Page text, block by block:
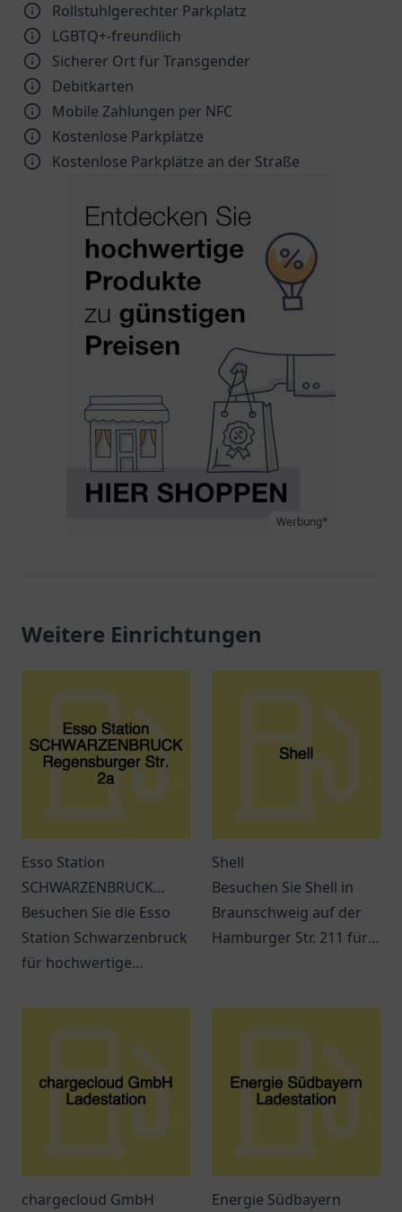
Rollstuhlgerechter Parkplatz
LGBTQ+-freundlich
Sicherer Ort für Transgender
Debitkarten
Mobile Zahlungen per NFC
Kostenlose Parkplätze
Kostenlose Parkplätze an der Straße
Werbung*
Weitere Einrichtungen
Esso Station
SCHWARZENBRUCK
Regensburger Str. 2a
Besuchen Sie die Esso
Station Schwarzenbruck
für hochwertige
erstklassigen Service.
Shell
Besuchen Sie Shell in
Braunschweig auf der
Hamburger Str. 211 für
Dienstleistungen
chargecloud GmbH Energie Südbayern